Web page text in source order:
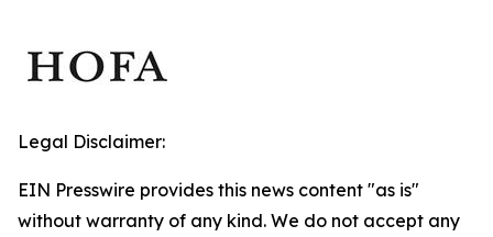
Legal Disclaimer:
EIN Presswire provides this news content "as is"
without warranty of any kind. We do not accept any